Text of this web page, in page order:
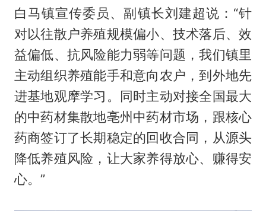
白马镇宣传委员、副镇长刘建超说：“针
对以往散户养殖规模偏小、技术落后、效
益偏低、抗风险能力弱等问题，我们镇里
主动组织养殖能手和意向农户，到外地先
进基地观摩学习。同时主动对接全国最大
的中药材集散地亳州中药材市场，跟核心
药商签订了长期稳定的回收合同，从源头
降低养殖风险，让大家养得放心、赚得安
心。”